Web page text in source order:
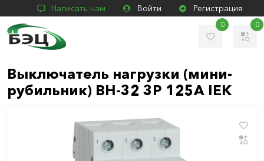
Написать нам Войти Регистрация
0 0
Выключатель нагрузки (мини-
рубильник) ВН-32 3Р 125А IEK